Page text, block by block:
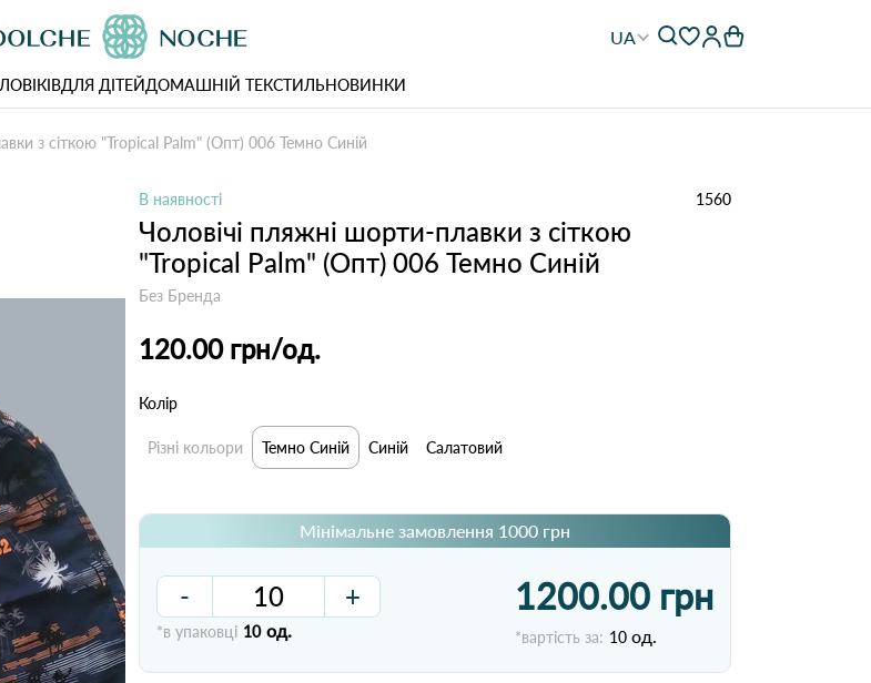
UA
ДЛЯ ДІТЕЙДОМАШНІЙ ТЕКСТИЛЬНОВИНКИ
з сіткою "Tropical Palm" (Опт) 006 Темно Синій
В наявності 1560
Чоловічі пляжні шорти-плавки з сіткою
"Tropical Palm" (Опт) 006 Темно Синій
Без Бренда
120.00 грн/од.
Колір
Різні кольори Темно Синій Синій Салатовий
Мінімальне замовлення 1000 грн
- +
*в упаковці 10 од.
1200.00 грн
*вартість за: 10 од.